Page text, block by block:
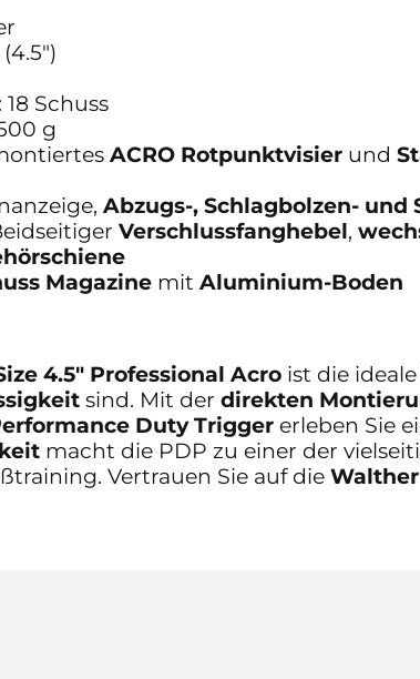
18 Schuss
g
ACRO Rotpunktvisierund
Abzugs-, Schlagbolzen- und
Verschlussfanghebel,
Magazinemit Aluminium-Boden
4.5″ Professional Acroist die ideale
sind. Mit der direkten
Duty Triggererleben Sie
macht die PDP zu einer der
Vertrauen Sie auf die